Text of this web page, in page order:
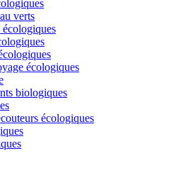
verts
écologiques
écologiques
biologiques
écologiques